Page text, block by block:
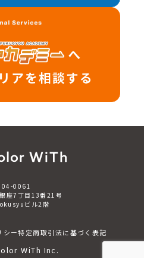
0061
座7丁目13番21号
ビル2階
シー特定商取引法に基づく表記
WiTh Inc.